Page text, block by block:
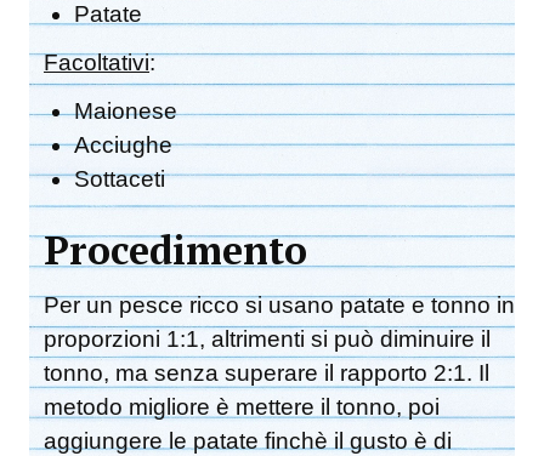
Patate
Facoltativi:
Maionese
Acciughe
Sottaceti
Procedimento
Per un pesce ricco si usano patate e tonno in
proporzioni 1:1, altrimenti si può diminuire il
tonno, ma senza superare il rapporto 2:1. Il
metodo migliore è mettere il tonno, poi
aggiungere le patate finchè il gusto è di